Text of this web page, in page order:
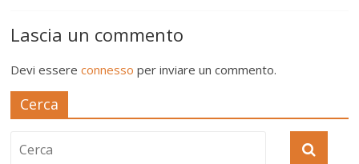
Lascia un commento
Devi essereconnesso per inviare un commento.
Cerca